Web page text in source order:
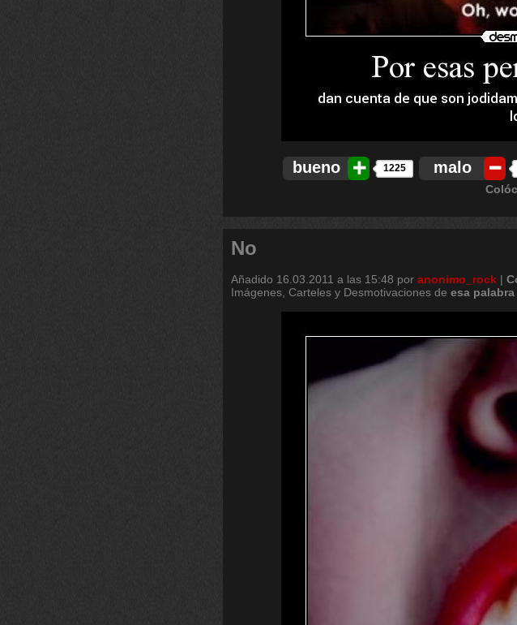
bueno 1225 malo
No
Añadido 16.03.2011 a las 15:48 por anonimo_rock |
Imágenes, Carteles y Desmotivaciones de esa palabra